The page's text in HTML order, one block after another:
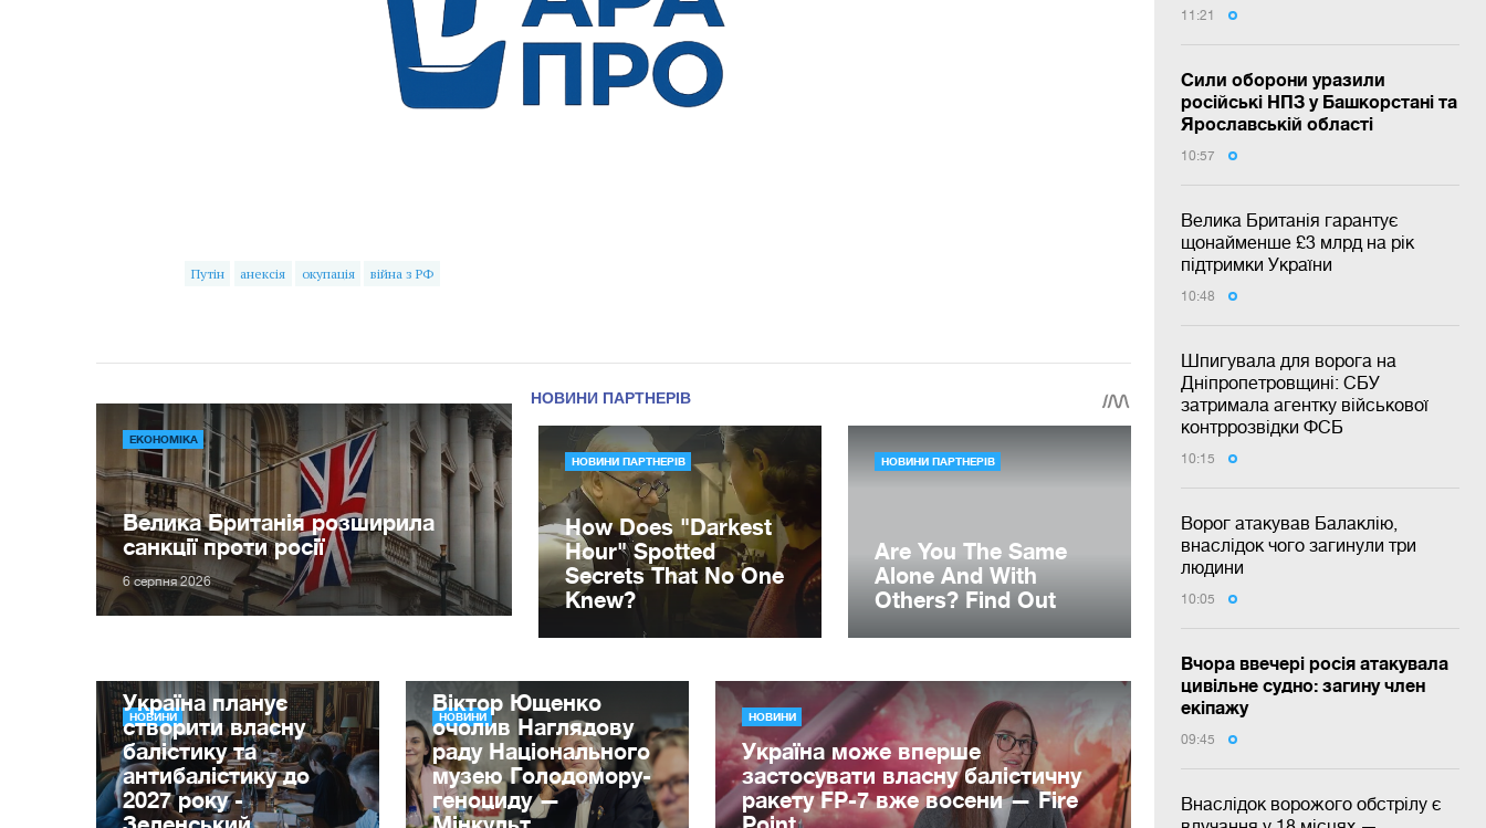
11:21
Сили оборони уразили
російські НПЗ у Башкорстані та
Ярославській області
10:57
Велика Британія гарантує
щонайменше £3 млрд на рік
підтримки України
10:48
Шпигувала для ворога на
Дніпропетровщині: СБУ
затримала агентку військової
контррозвідки ФСБ
10:15
Ворог атакував Балаклію,
внаслідок чого загинули три
людини
10:05
Вчора ввечері росія атакувала
цивільне судно: загину член
екіпажу
09:45
Внаслідок ворожого обстрілу є
Путін анексія окупація війна з РФ
ЕКОНОМІКА
Велика Британія розширила
санкції проти росії
6 серпня 2026
НОВИНИ
Україна планує
створити власну
балістику та
антибалістику до
2027 року -
НОВИНИ
Віктор Ющенко
очолив Наглядову
раду Національного
музею Голодомору-
геноциду —
НОВИНИ
Україна може вперше
застосувати власну балістичну
ракету FP-7 вже восени — Fire